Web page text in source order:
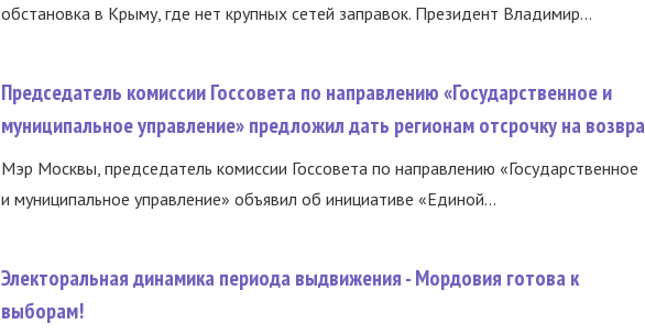
обстановка в Крыму, где нет крупных сетей заправок. Президент Владимир...
Председатель комиссии Госсовета по направлению «Государственное и
муниципальное управление» предложил дать регионам отсрочку на возвра
Мэр Москвы, председатель комиссии Госсовета по направлению «Государственное
и муниципальное управление» объявил об инициативе «Единой...
Электоральная динамика периода выдвижения - Мордовия готова к
выборам!